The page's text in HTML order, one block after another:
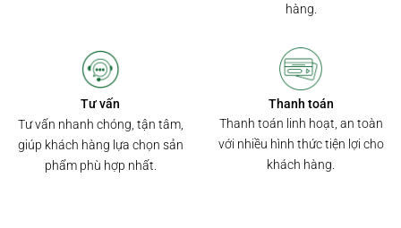
hàng.
Tư vấn
Tư vấn nhanh chóng, tận tâm,
giúp khách hàng lựa chọn sản
phẩm phù hợp nhất.
Thanh toán
Thanh toán linh hoạt, an toàn
với nhiều hình thức tiện lợi cho
khách hàng.